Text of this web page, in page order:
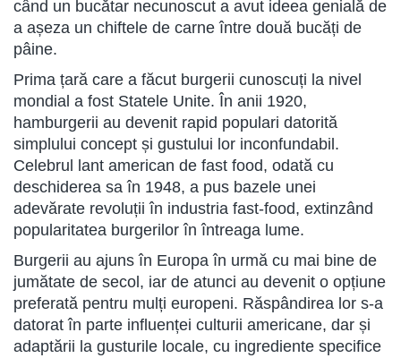
când un bucătar necunoscut a avut ideea genială de
a așeza un chiftele de carne între două bucăți de
pâine.
Prima țară care a făcut burgerii cunoscuți la nivel
mondial a fost Statele Unite. În anii 1920,
hamburgerii au devenit rapid populari datorită
simplului concept și gustului lor inconfundabil.
Celebrul lant american de fast food, odată cu
deschiderea sa în 1948, a pus bazele unei
adevărate revoluții în industria fast-food, extinzând
popularitatea burgerilor în întreaga lume.
Burgerii au ajuns în Europa în urmă cu mai bine de
jumătate de secol, iar de atunci au devenit o opțiune
preferată pentru mulți europeni. Răspândirea lor s-a
datorat în parte influenței culturii americane, dar și
adaptării la gusturile locale, cu ingrediente specifice